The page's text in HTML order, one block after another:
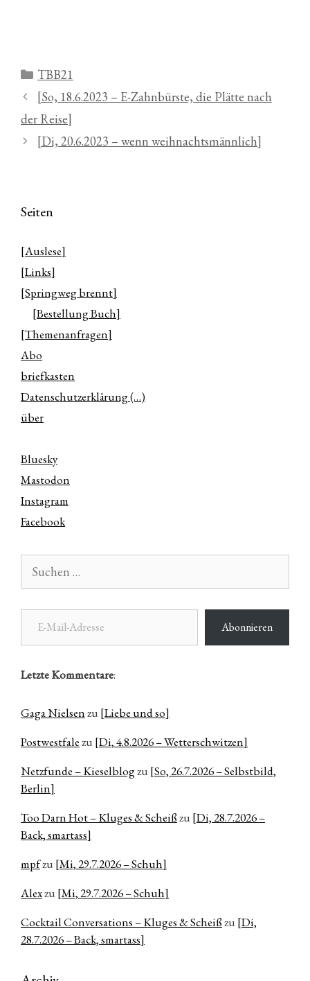
Kategorien
TBB21
[So, 18.6.2023 – E-Zahnbürste, die Plätte nach
der Reise]
[Di, 20.6.2023 – wenn weihnachtsmännlich]
Seiten
[Auslese]
[Links]
[Springweg brennt]
[Bestellung Buch]
[Themenanfragen]
Abo
briefkasten
Datenschutzerklärung (…)
über
Bluesky
Mastodon
Instagram
Facebook
nach:
E-Mail-Adresse
Abonnieren
Letzte Kommentare:
Gaga Nielsenzu [Liebe und so]
Postwestfalezu [Di, 4.8.2026 – Wetterschwitzen]
Netzfunde – Kieselblogzu [So, 26.7.2026 – Selbstbild,
Berlin]
Too Darn Hot – Kluges & Scheißzu [Di, 28.7.2026 –
Back, smartass]
mpfzu [Mi, 29.7.2026 – Schuh]
Alexzu [Mi, 29.7.2026 – Schuh]
Cocktail Conversations – Kluges & Scheißzu [Di,
28.7.2026 – Back, smartass]